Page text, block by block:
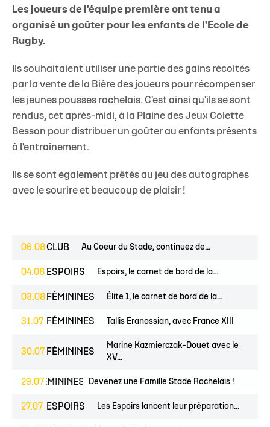
Les joueurs de l'équipe première ont tenu a
organisé un goûter pour les enfants de l'Ecole de
Rugby.
Ils souhaitaient utiliser une partie des gains récoltés
par la vente de la Bière des joueurs pour récompenser
les jeunes pousses rochelais. C'est ainsi qu'ils se sont
rendus, cet après-midi, à la Plaine des Jeux Colette
Besson pour distribuer un goûter au enfants présents
à l'entraînement.
Ils se sont également prêtés au jeu des autographes
avec le sourire et beaucoup de plaisir !
06.08CLUB Au Coeur du Stade, continuez de...
04.08 ESPOIRS Espoirs, le carnet de bord de la...
03.08 FÉMININES Élite 1, le carnet de bord de la...
31.07 FÉMININES Tallis Eranossian, avec France XIII
30.07 FÉMININES
Marine Kazmierczak-Douet avec le
XV...
29.07
FÉMININES CLUBDevenez une Famille Stade Rochelais !
27.07 ESPOIRS Les Espoirs lancent leur préparation...